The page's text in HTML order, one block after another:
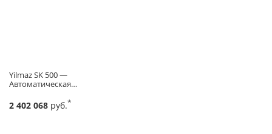
Yilmaz SK 500 —
Автоматическая…
2 402 068 руб.*